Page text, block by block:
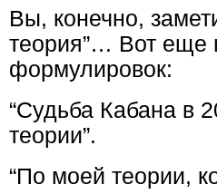
Вы, конечно,
теория”… Вот еще
формулировок:
“Судьба Кабана в
теории”.
“По моей теории,